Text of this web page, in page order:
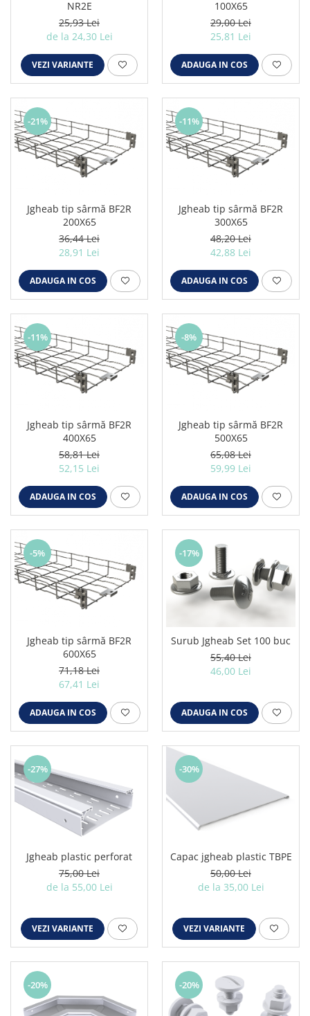
Iluminat arhitectural
Lampadare
Becuri LED Decor
Lampi de birou
Profil aluminiu
Tub LED
Becuri LED Smart
Becuri LED
Corpuri de emergenta
Lustre LED
Uncategorized
Aplica LED
Profil banda LED
Iluminat festiv
Fotosenzori si Senzori de miscare
Sina Magnetica Slim LIMBO
Iluminat decorativ de Craciun
NR2E
25,93 Lei
de la 24,30 Lei
VEZI VARIANTE
100X65
29,00 Lei
25,81 Lei
ADAUGA IN COS
-21%
Jgheab tip sârmă BF2R
200X65
36,44 Lei
28,91 Lei
ADAUGA IN COS
-11%
Jgheab tip sârmă BF2R
300X65
48,20 Lei
42,88 Lei
ADAUGA IN COS
-11%
Jgheab tip sârmă BF2R
400X65
58,81 Lei
52,15 Lei
ADAUGA IN COS
-8%
Jgheab tip sârmă BF2R
500X65
65,08 Lei
59,99 Lei
ADAUGA IN COS
-5%
Jgheab tip sârmă BF2R
600X65
71,18 Lei
67,41 Lei
ADAUGA IN COS
-17%
Surub Jgheab Set 100 buc
55,40 Lei
46,00 Lei
ADAUGA IN COS
-27%
Jgheab plastic perforat
75,00 Lei
de la 55,00 Lei
VEZI VARIANTE
-30%
Capac jgheab plastic TBPE
50,00 Lei
de la 35,00 Lei
VEZI VARIANTE
-20% -20%